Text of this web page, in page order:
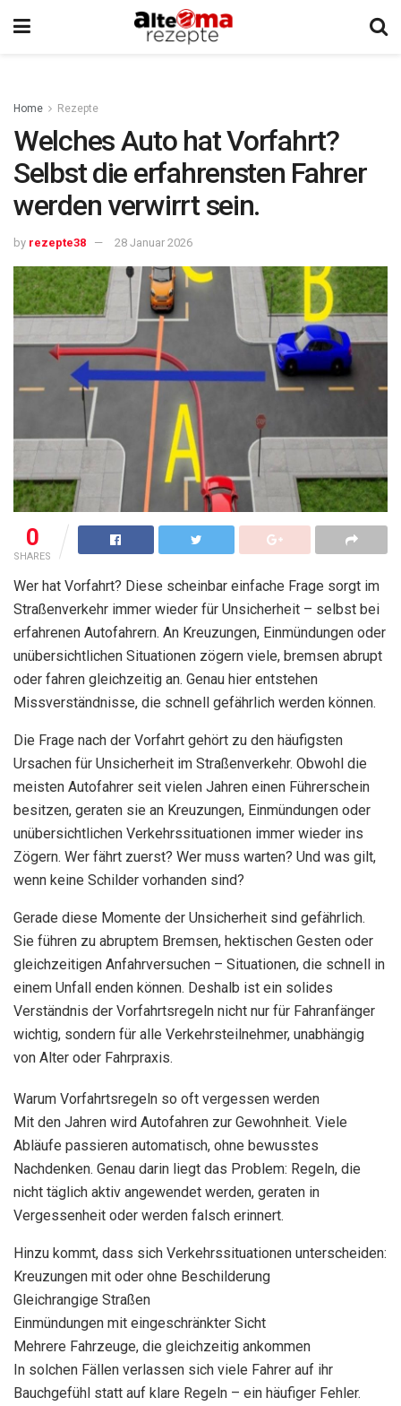
Home Rezepte
Welches Auto hat Vorfahrt?
Selbst die erfahrensten Fahrer
werden verwirrt sein.
by rezepte38 28 Januar 2026
0
SHARES
Wer hat Vorfahrt? Diese scheinbar einfache Frage sorgt im
Straßenverkehr immer wieder für Unsicherheit – selbst bei
erfahrenen Autofahrern. An Kreuzungen, Einmündungen oder
unübersichtlichen Situationen zögern viele, bremsen abrupt
oder fahren gleichzeitig an. Genau hier entstehen
Missverständnisse, die schnell gefährlich werden können.
Die Frage nach der Vorfahrt gehört zu den häufigsten
Ursachen für Unsicherheit im Straßenverkehr. Obwohl die
meisten Autofahrer seit vielen Jahren einen Führerschein
besitzen, geraten sie an Kreuzungen, Einmündungen oder
unübersichtlichen Verkehrssituationen immer wieder ins
Zögern. Wer fährt zuerst? Wer muss warten? Und was gilt,
wenn keine Schilder vorhanden sind?
Gerade diese Momente der Unsicherheit sind gefährlich.
Sie führen zu abruptem Bremsen, hektischen Gesten oder
gleichzeitigen Anfahrversuchen – Situationen, die schnell in
einem Unfall enden können. Deshalb ist ein solides
Verständnis der Vorfahrtsregeln nicht nur für Fahranfänger
wichtig, sondern für alle Verkehrsteilnehmer, unabhängig
von Alter oder Fahrpraxis.
Warum Vorfahrtsregeln so oft vergessen werden
Mit den Jahren wird Autofahren zur Gewohnheit. Viele
Abläufe passieren automatisch, ohne bewusstes
Nachdenken. Genau darin liegt das Problem: Regeln, die
nicht täglich aktiv angewendet werden, geraten in
Vergessenheit oder werden falsch erinnert.
Hinzu kommt, dass sich Verkehrssituationen unterscheiden:
Kreuzungen mit oder ohne Beschilderung
Gleichrangige Straßen
Einmündungen mit eingeschränkter Sicht
Mehrere Fahrzeuge, die gleichzeitig ankommen
In solchen Fällen verlassen sich viele Fahrer auf ihr
Bauchgefühl statt auf klare Regeln – ein häufiger Fehler.